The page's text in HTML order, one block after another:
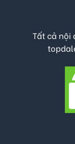
Tất cả nội